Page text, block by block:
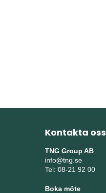
Kontakta oss
TNG Group AB
info@tng.se
Tel: 08-21 92 00
Boka möte